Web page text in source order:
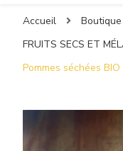
Accueil Boutique
FRUITS SECS ET
Pommes séchées BIO